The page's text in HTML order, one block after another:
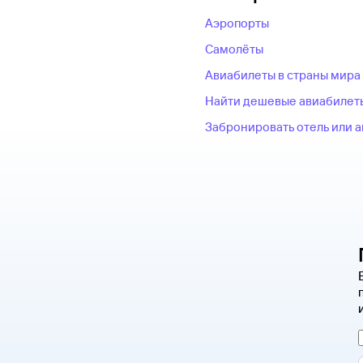
Аэропорты
Самолёты
Авиабилеты в страны мира
Найти дешевые
Забронировать отель или